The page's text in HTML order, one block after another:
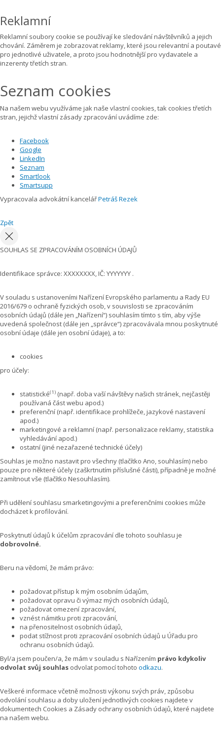
Reklamní
Reklamní soubory cookie se používají ke sledování návštěvníků a jejich
chování. Záměrem je zobrazovat reklamy, které jsou relevantní a poutavé
pro jednotlivé uživatele, a proto jsou hodnotnější pro vydavatele a
inzerenty třetích stran.
Seznam cookies
Na našem webu využíváme jak naše vlastní cookies, tak cookies třetích
stran, jejichž vlastní zásady zpracování uvádíme zde:
Facebook
Google
LinkedIn
Seznam
Smartlook
Smartsupp
Vypracovala advokátní kancelářPetráš Rezek
Zpět
SOUHLAS SE ZPRACOVÁNÍM OSOBNÍCH ÚDAJŮ
Identifikace správce: XXXXXXXX, IČ: YYYYYYY .
V souladu s ustanoveními Nařízení Evropského parlamentu a Rady EU
2016/679 o ochraně fyzických osob, v souvislosti se zpracováním
osobních údajů (dále jen „Nařízení“) souhlasím tímto s tím, aby výše
uvedená společnost (dále jen „správce“) zpracovávala mnou poskytnuté
osobní údaje (dále jen osobní údaje), a to:
cookies
pro účely:
statistické(1) (např. doba vaší návštěvy našich stránek, nejčastěji
používaná část webu apod.)
preferenční (např. identifikace prohlížeče, jazykové nastavení
apod.)
marketingové a reklamní (např. personalizace reklamy, statistika
vyhledávání apod.)
ostatní (jiné nezařazené technické účely)
Souhlas je možno nastavit pro všechny (tlačítko Ano, souhlasím) nebo
pouze pro některé účely (zaškrtnutím příslušné části), případně je možné
zamítnout vše (tlačítko Nesouhlasím).
Při udělení souhlasu smarketingovými a preferenčními cookies může
docházet k profilování.
Poskytnutí údajů k účelům zpracování dle tohoto souhlasu je
dobrovolné.
Beru na vědomí, že mám právo:
požadovat přístup k mým osobním údajům,
požadovat opravu či výmaz mých osobních údajů,
požadovat omezení zpracování,
vznést námitku proti zpracování,
na přenositelnost osobních údajů,
podat stížnost proti zpracování osobních údajů u Úřadu pro
ochranu osobních údajů.
Byl/a jsem poučen/a, že mám v souladu s Nařízením právo kdykoliv
odvolat svůj souhlas odvolat pomocí tohoto odkazu.
Veškeré informace včetně možnosti výkonu svých práv, způsobu
odvolání souhlasu a doby uložení jednotlivých cookies najdete v
dokumentech Cookies a Zásady ochrany osobních údajů, které najdete
na našem webu.